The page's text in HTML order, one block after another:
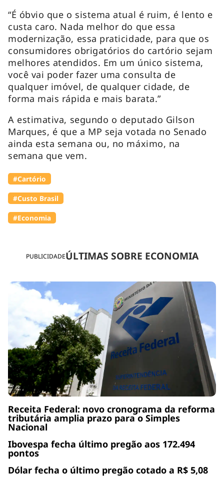
PUBLICIDADEÚLTIMAS SOBRE ECONOMIA
Receita Federal: novo cronograma da reforma
tributária amplia prazo para o Simples
Nacional
Ibovespa fecha último pregão aos 172.494
pontos
Dólar fecha o último pregão cotado a R$ 5,08
“É óbvio que o sistema atual é ruim, é lento e
custa caro. Nada melhor do que essa
modernização, essa praticidade, para que os
consumidores obrigatórios do cartório sejam
melhores atendidos. Em um único sistema,
você vai poder fazer uma consulta de
qualquer imóvel, de qualquer cidade, de
forma mais rápida e mais barata.”
A estimativa, segundo o deputado Gilson
Marques, é que a MP seja votada no Senado
ainda esta semana ou, no máximo, na
semana que vem.
#Cartório
#Custo Brasil
#Economia